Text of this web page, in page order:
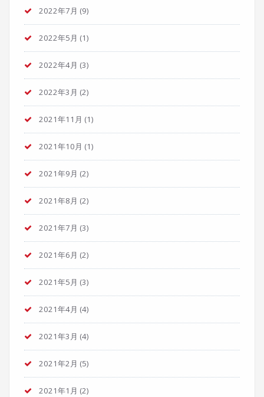
2022年7月 (9)
2022年5月 (1)
2022年4月 (3)
2022年3月 (2)
2021年11月 (1)
2021年10月 (1)
2021年9月 (2)
2021年8月 (2)
2021年7月 (3)
2021年6月 (2)
2021年5月 (3)
2021年4月 (4)
2021年3月 (4)
2021年2月 (5)
2021年1月 (2)